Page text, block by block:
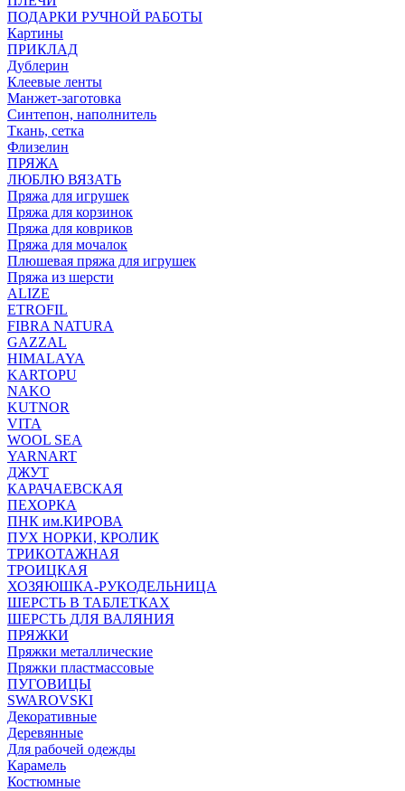
ПОДАРКИ РУЧНОЙ РАБОТЫ
Картины
ПРИКЛАД
Дублерин
Клеевые ленты
Манжет-заготовка
Синтепон, наполнитель
Ткань, сетка
Флизелин
ПРЯЖА
ЛЮБЛЮ ВЯЗАТЬ
Пряжа для игрушек
Пряжа для корзинок
Пряжа для ковриков
Пряжа для мочалок
Плюшевая пряжа для игрушек
Пряжа из шерсти
ALIZE
ETROFIL
FIBRA NATURA
GAZZAL
HIMALAYA
KARTOPU
NAKO
KUTNOR
VITA
WOOL SEA
YARNART
ДЖУТ
КАРАЧАЕВСКАЯ
ПЕХОРКА
ПНК им.КИРОВА
ПУХ НОРКИ, КРОЛИК
ТРИКОТАЖНАЯ
ТРОИЦКАЯ
ХОЗЯЮШКА-РУКОДЕЛЬНИЦА
ШЕРСТЬ В ТАБЛЕТКАХ
ШЕРСТЬ ДЛЯ ВАЛЯНИЯ
ПРЯЖКИ
Пряжки металлические
Пряжки пластмассовые
ПУГОВИЦЫ
SWAROVSKI
Декоративные
Деревянные
Для рабочей одежды
Карамель
Костюмные